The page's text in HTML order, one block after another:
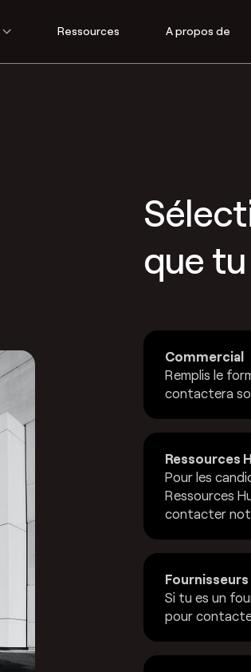
Ressources A propos de
que
Commercial
Remplis le
contactera
Ressources
Pour les
Ressources
contacter
Fournisseurs
Si tu es un
pour